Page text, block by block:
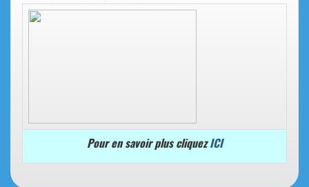
Pour en savoir plus cliquezICI